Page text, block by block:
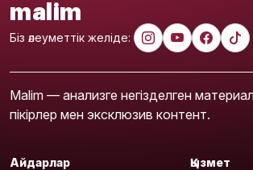
malim
Біз әлеуметтік желіде:
Malim — анализге негізделген
пікірлер мен эксклюзив контент.
Айдарлар Қызмет